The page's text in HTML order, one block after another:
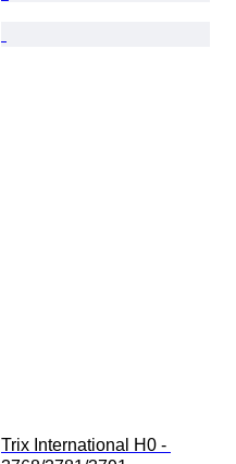
Trix International H0 -